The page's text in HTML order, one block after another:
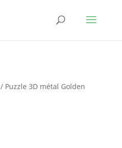
/ Puzzle 3D métal Golden